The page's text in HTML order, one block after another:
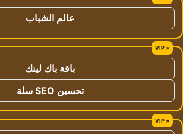
عالم الشباب
باقة باك لينك
تحسين SEO سلة